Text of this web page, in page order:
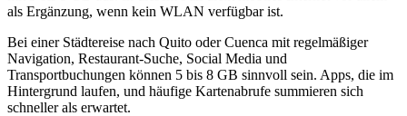
als Ergänzung, wenn kein WLAN verfügbar ist.
Bei einer Städtereise nach Quito oder Cuenca mit regelmäßiger
Navigation, Restaurant-Suche, Social Media und
Transportbuchungen können 5 bis 8 GB sinnvoll sein. Apps, die im
Hintergrund laufen, und häufige Kartenabrufe summieren sich
schneller als erwartet.